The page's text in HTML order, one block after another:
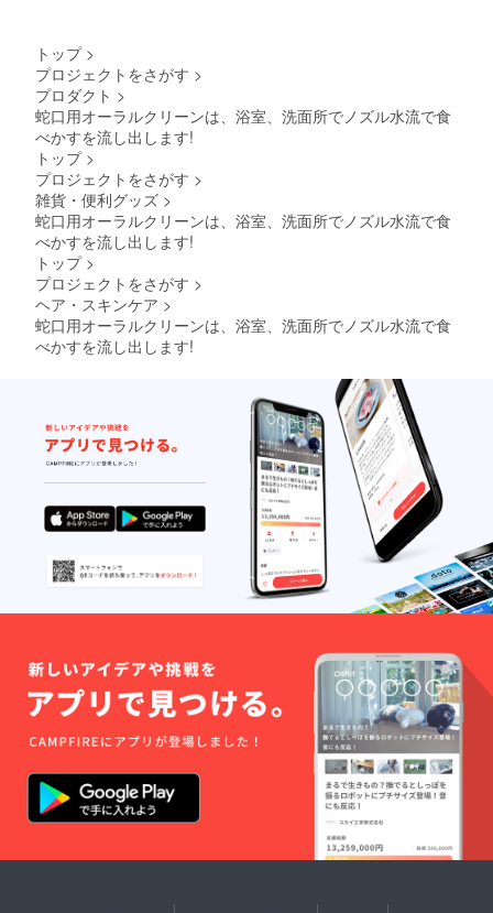
トップ >
プロジェクトをさがす >
プロダクト >
蛇口用オーラルクリーンは、浴室、洗面所でノズル水流で食
べかすを流し出します!
トップ >
プロジェクトをさがす >
雑貨・便利グッズ >
蛇口用オーラルクリーンは、浴室、洗面所でノズル水流で食
べかすを流し出します!
トップ >
プロジェクトをさがす >
ヘア・スキンケア >
蛇口用オーラルクリーンは、浴室、洗面所でノズル水流で食
べかすを流し出します!